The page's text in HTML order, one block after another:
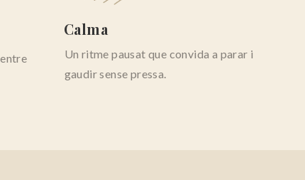
Calma
Un ritme pausat que convida a parar i
gaudir sense pressa.